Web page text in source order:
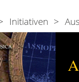
Initiativen